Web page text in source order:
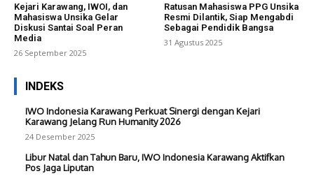
Kejari Karawang, IWOI, dan
Mahasiswa Unsika Gelar
Diskusi Santai Soal Peran
Media
26 September 2025
Ratusan Mahasiswa PPG Unsika
Resmi Dilantik, Siap Mengabdi
Sebagai Pendidik Bangsa
31 Agustus 2025
INDEKS
IWO Indonesia Karawang Perkuat Sinergi dengan Kejari
Karawang Jelang Run Humanity 2026
24 Desember 2025
Libur Natal dan Tahun Baru, IWO Indonesia Karawang Aktifkan
Pos Jaga Liputan